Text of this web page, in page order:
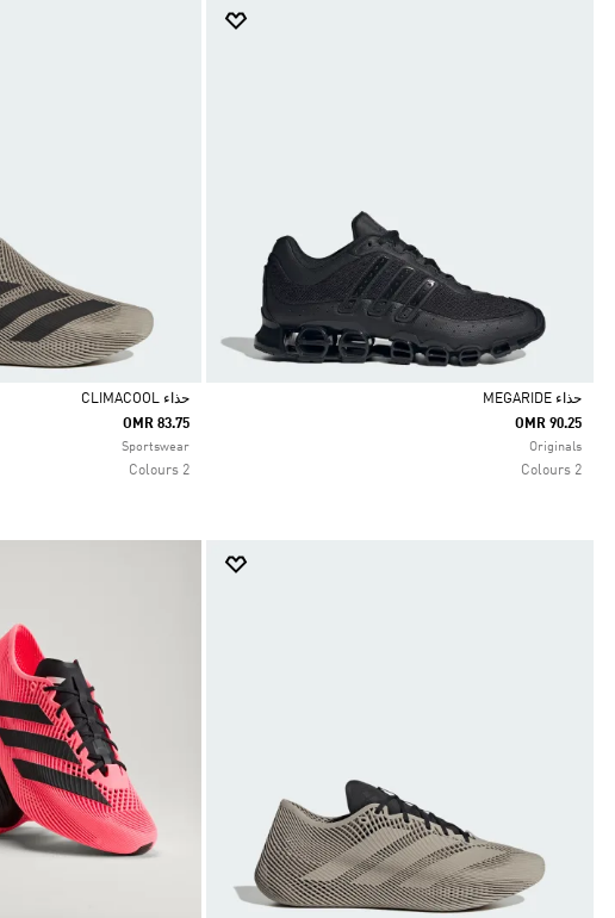
Selected
حذاء MEGARIDE
OMR 90.25
Originals
2 Colours
Selected
حذاء CLIMACOOL
OMR 83.75
Sportswear
2 Colours